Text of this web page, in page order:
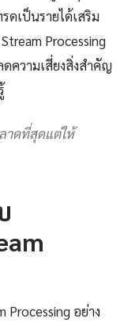
ดเป็นรายได้เสริม
Processing
ความเสี่ยงสิ่งสำคัญ
าดที่สุดแต่ให้
Processing อย่าง